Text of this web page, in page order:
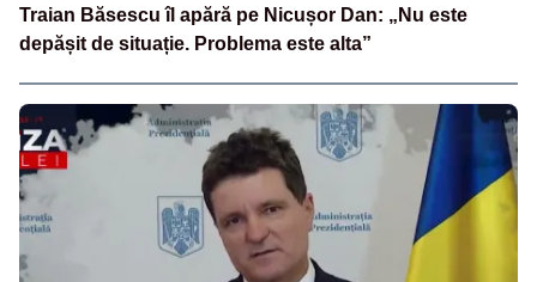
Traian Băsescu îl apără pe Nicușor Dan: „Nu este
depășit de situație. Problema este alta”